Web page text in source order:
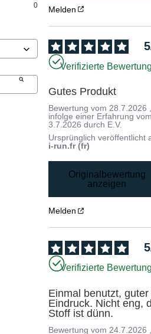
0 Melden
5
Verifizierte
Gutes Produkt
Bewertung vom 28.7.2026
infolge einer Erfahrung
3.7.2026 durch E.V.
Ursprünglich veröffentlicht
i-run.fr (fr)
Originalbewertung
anzeigen
Melden
5
Verifizierte
Einmal benutzt, guter
Eindruck. Nicht eng,
Stoff ist dünn.
Bewertung vom 24.7.2026